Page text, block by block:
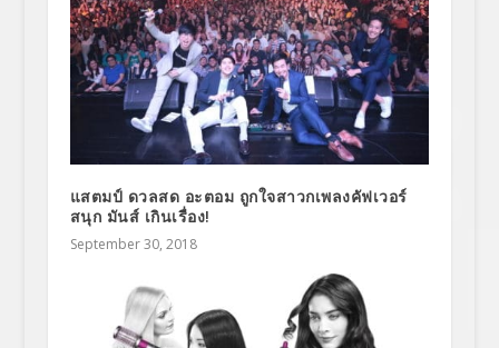
แสตมป์ ดวลสด อะตอม ถูกใจสาวกเพลงคัฟเวอร์
สนุก มันส์ เกินเรื่อง!
September 30, 2018